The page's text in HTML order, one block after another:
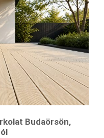
Budaörsön,